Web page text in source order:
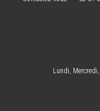
Lundi,